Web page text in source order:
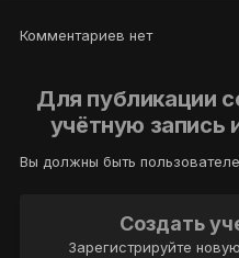
Комментариев нет
Для публикации
учётную запись
Вы должны быть
Создать
Зарегистрируйте